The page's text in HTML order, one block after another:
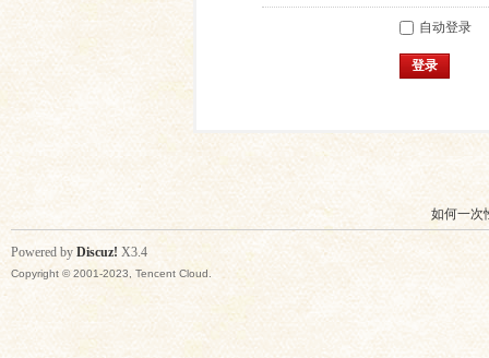
自动登录
登录
如何一次
Powered by Discuz! X3.4
Copyright © 2001-2023, Tencent Cloud.